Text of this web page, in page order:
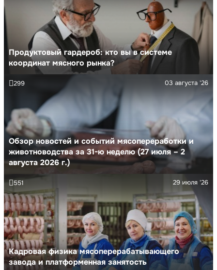
Продуктовый гардероб: кто вы в системе
координат мясного рынка?
Обзор новостей и событий мясопереработки и
животноводства за 31-ю неделю (27 июля – 2
августа 2026 г.)
03 августа '26
299
Кадровая физика мясоперерабатывающего
завода и платформенная занятость
29 июля '26
551